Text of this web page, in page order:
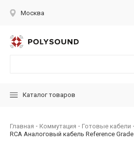
Москва
Каталог товаров
Главная Коммутация Готовые кабели
RCA Аналоговый кабель Reference Grade